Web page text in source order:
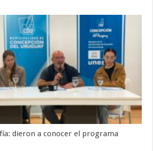
dieron a conocer el programa